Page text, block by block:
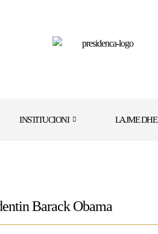
INSTITUCIONI LAJME
Barack Obama